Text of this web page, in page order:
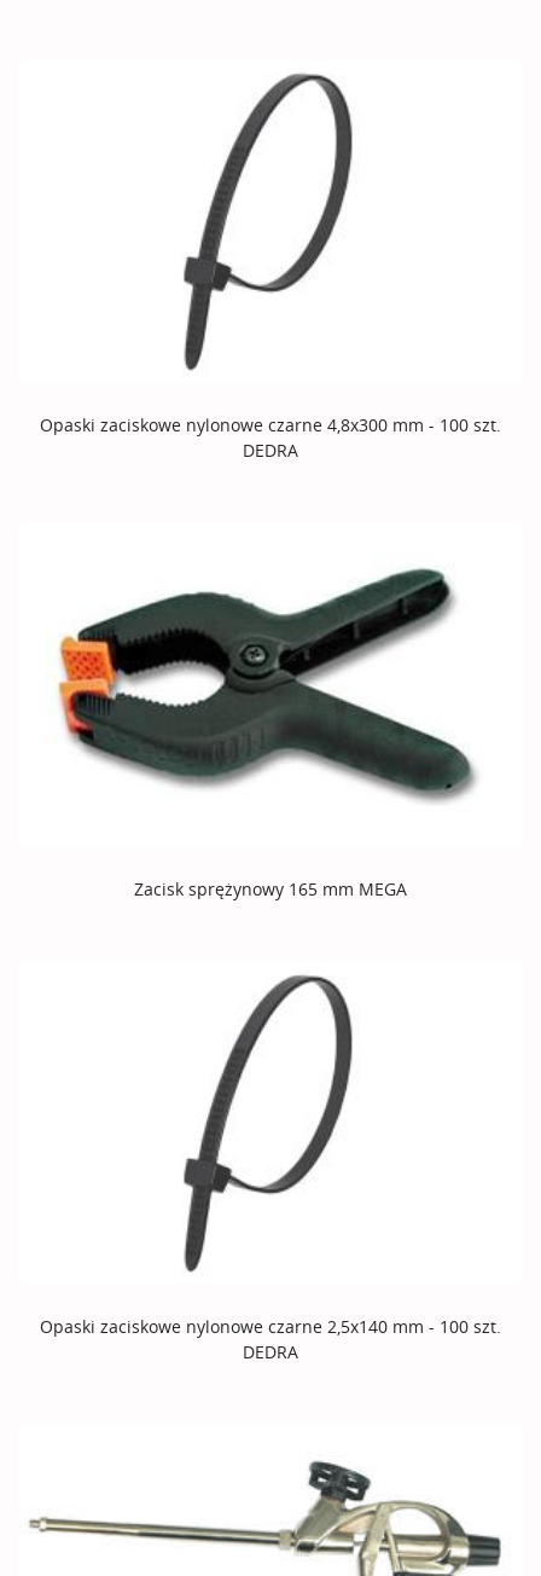
Opaski zaciskowe nylonowe czarne 4,8x300 mm - 100 szt.
DEDRA
Zacisk sprężynowy 165 mm MEGA
Opaski zaciskowe nylonowe czarne 2,5x140 mm - 100 szt.
DEDRA